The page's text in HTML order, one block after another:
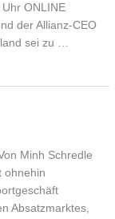
ONLINE
der Allianz-CEO
sei zu …
Minh Schredle
ohnehin
Absatzmarktes,